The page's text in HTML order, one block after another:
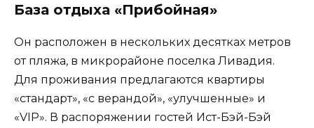
База отдыха «Прибойная»
Он расположен в нескольких десятках метров
от пляжа, в микрорайоне поселка Ливадия.
Для проживания предлагаются квартиры
«стандарт», «с верандой», «улучшенные» и
«VIP». В распоряжении гостей Ист-Бэй-Бэй